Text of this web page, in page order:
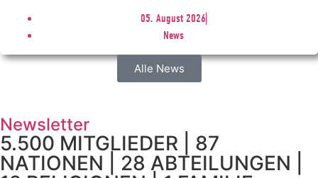
05. August 2026
News
Alle News
Newsletter
5.500 MITGLIEDER | 87
NATIONEN | 28 ABTEILUNGEN |